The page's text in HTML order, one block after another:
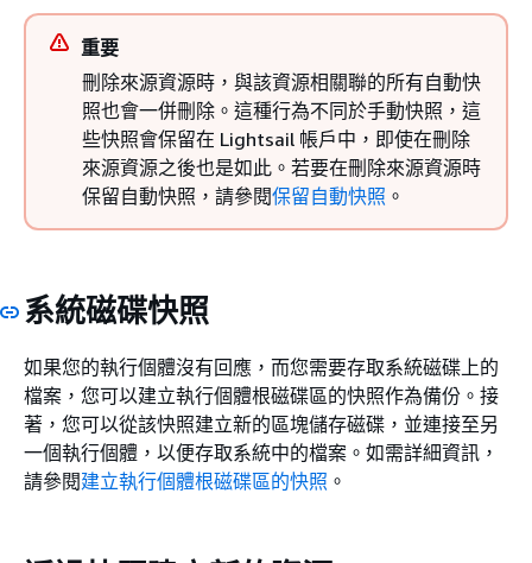
重要
刪除來源資源時，與該資源相關聯的所有自動快
照也會一併刪除。這種行為不同於手動快照，這
些快照會保留在 Lightsail 帳戶中，即使在刪除
來源資源之後也是如此。若要在刪除來源資源時
保留自動快照，請參閱保留自動快照 。
系統磁碟快照
如果您的執行個體沒有回應，而您需要存取系統磁碟上的
檔案，您可以建立執行個體根磁碟區的快照作為備份。接
著，您可以從該快照建立新的區塊儲存磁碟，並連接至另
一個執行個體，以便存取系統中的檔案。如需詳細資訊，
請參閱建立執行個體根磁碟區的快照 。